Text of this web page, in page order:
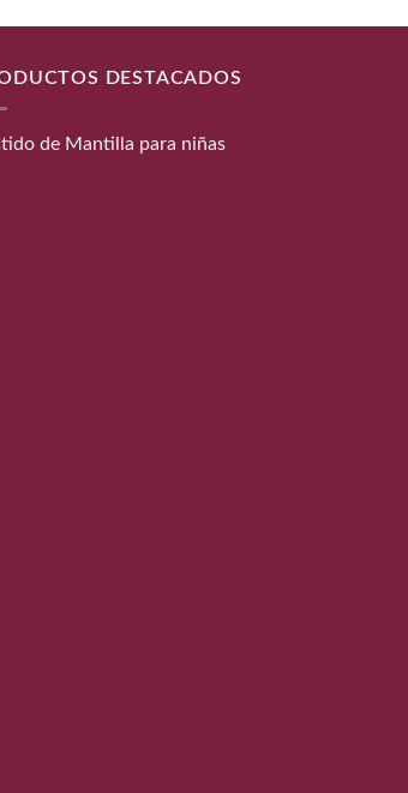
DESTACADOS
de Mantilla para niñas